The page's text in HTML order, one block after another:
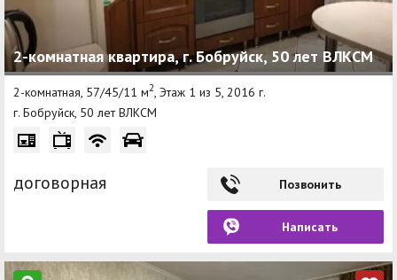
2-комнатная квартира, г. Бобруйск, 50 лет ВЛКСМ
2-комнатная, 57/45/11 м2 , Этаж 1 из 5, 2016 г.
г. Бобруйск, 50 лет ВЛКСМ
договорная Позвонить
Написать